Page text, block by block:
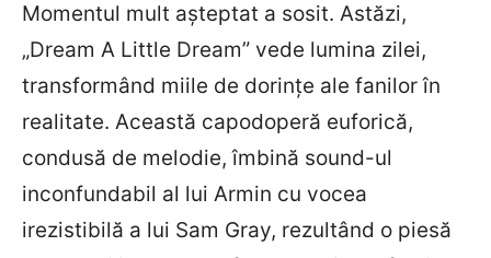
Momentul mult așteptat a sosit. Astăzi,
„Dream A Little Dream” vede lumina zilei,
transformând miile de dorințe ale fanilor în
realitate. Această capodoperă euforică,
condusă de melodie, îmbină sound-ul
inconfundabil al lui Armin cu vocea
irezistibilă a lui Sam Gray, rezultând o piesă